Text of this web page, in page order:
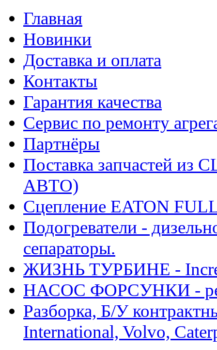
Главная
Новинки
Доставка и оплата
Контакты
Гарантия качества
Сервис по ремонту
Партнёры
Поставка запчастей
АВТО)
Сцепление EATON
Подогреватели -
сепараторы.
ЖИЗНЬ ТУРБИНЕ -
НАСОС ФОРСУНКИ -
Разборка, Б/У
International, Volvo,